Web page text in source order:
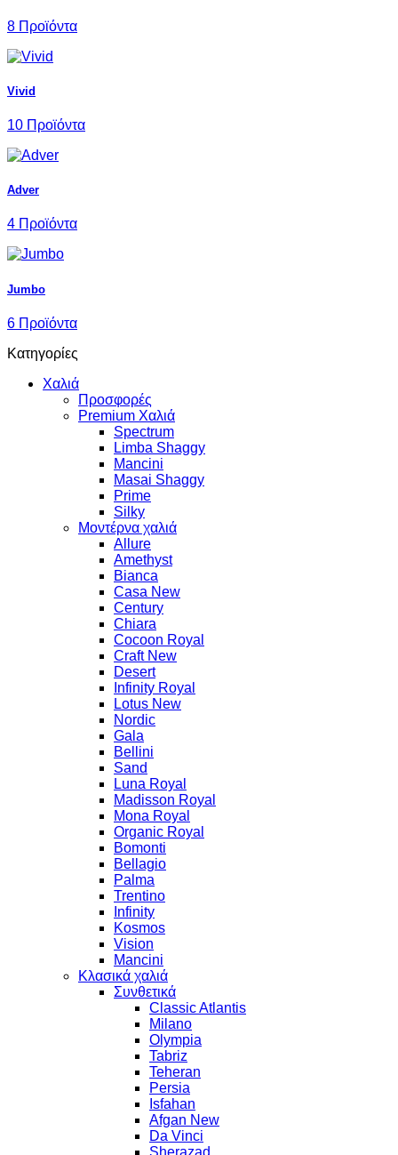
8 Προϊόντα
Vivid
10 Προϊόντα
Adver
4 Προϊόντα
Jumbo
6 Προϊόντα
Κατηγορίες
Χαλιά
Προσφορές
Premium Χαλιά
Spectrum
Limba Shaggy
Mancini
Masai Shaggy
Prime
Silky
Μοντέρνα χαλιά
Allure
Amethyst
Bianca
Casa New
Century
Chiara
Cocoon Royal
Craft New
Desert
Infinity Royal
Lotus New
Nordic
Gala
Bellini
Sand
Luna Royal
Madisson Royal
Mona Royal
Organic Royal
Bomonti
Bellagio
Palma
Trentino
Infinity
Kosmos
Vision
Mancini
Κλασικά χαλιά
Συνθετικά
Classic Atlantis
Milano
Olympia
Tabriz
Teheran
Persia
Isfahan
Afgan New
Da Vinci
Sherazad